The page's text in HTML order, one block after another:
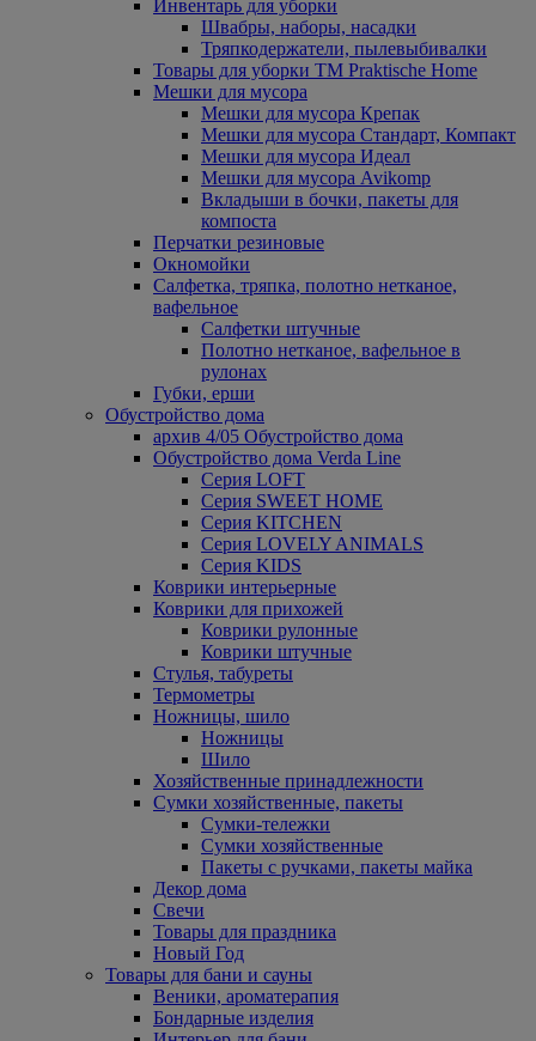
Инвентарь для уборки
Швабры, наборы, насадки
Тряпкодержатели, пылевыбивалки
Товары для уборки ТМ Praktische Home
Мешки для мусора
Мешки для мусора Крепак
Мешки для мусора Стандарт, Компакт
Мешки для мусора Идеал
Мешки для мусора Avikomp
Вкладыши в бочки, пакеты для
компоста
Перчатки резиновые
Окномойки
Салфетка, тряпка, полотно нетканое,
вафельное
Салфетки штучные
Полотно нетканое, вафельное в
рулонах
Губки, ерши
Обустройство дома
архив 4/05 Обустройство дома
Обустройство дома Verda Line
Серия LOFT
Серия SWEET HOME
Серия KITCHEN
Серия LOVELY ANIMALS
Серия KIDS
Коврики интерьерные
Коврики для прихожей
Коврики рулонные
Коврики штучные
Стулья, табуреты
Термометры
Ножницы, шило
Ножницы
Шило
Хозяйственные принадлежности
Сумки хозяйственные, пакеты
Сумки-тележки
Сумки хозяйственные
Пакеты с ручками, пакеты майка
Декор дома
Свечи
Товары для праздника
Новый Год
Товары для бани и сауны
Веники, ароматерапия
Бондарные изделия